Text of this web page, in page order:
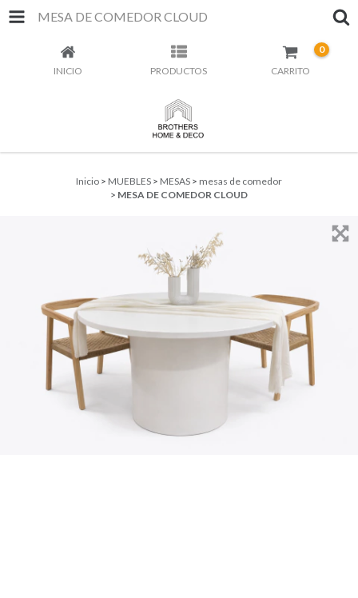
MESA DE COMEDOR CLOUD
INICIO PRODUCTOS CARRITO
0
Inicio > MUEBLES > MESAS > mesas de comedor
> MESA DE COMEDOR CLOUD